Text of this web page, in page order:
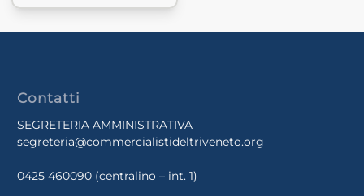
Contatti
SEGRETERIA AMMINISTRATIVA
segreteria@commercialistideltriveneto.org
0425 460090 (centralino – int. 1)